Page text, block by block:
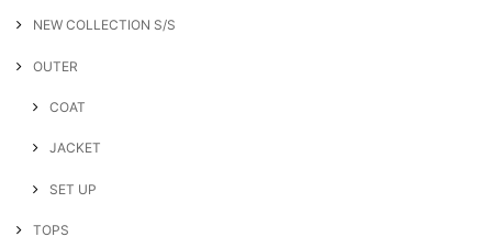
NEW COLLECTION S/S
OUTER
COAT
JACKET
SET UP
TOPS